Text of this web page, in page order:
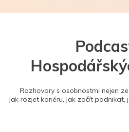
Rozhovory s osobnostmi nejen
jak rozjet kariéru, jak začít podnikat,